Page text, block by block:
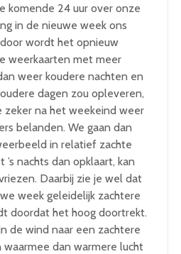
komende 24 uur over onze
in de nieuwe week ons
wordt het opnieuw
weerkaarten met meer
weer koudere nachten en
dagen zou opleveren,
zeker na het weekeind weer
belanden. We gaan dan
in relatief zachte
nachts dan opklaart, kan
Daarbij zie je wel dat
week geleidelijk zachtere
doordat het hoog doortrekt.
de wind naar een zachtere
waarmee dan warmere lucht